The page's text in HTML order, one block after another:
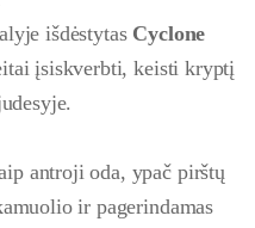
išdėstytas Cyclone
įsiskverbti, keisti kryptį
antroji oda, ypač pirštų
ir pagerindamas